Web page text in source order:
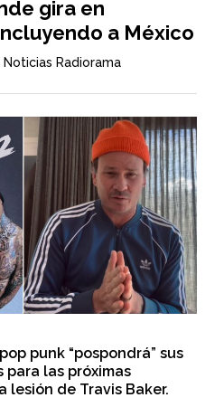
gira en
a México
Noticias Radiorama
punk “pospondrá” sus
las próximas
lesión de Travis Baker.